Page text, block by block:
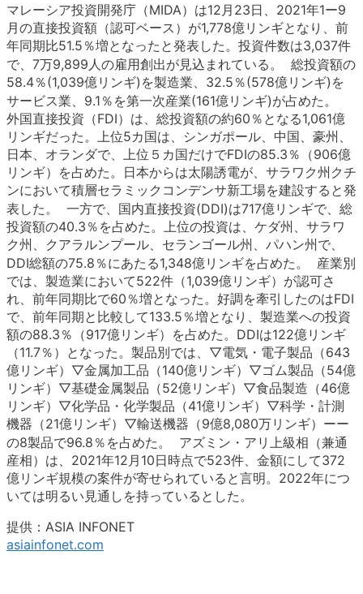
マレーシア投資開発庁（MIDA）は12月23日、2021年1ー9
月の直接投資額（認可ベース）が1,778億リンギとなり、前
年同期比51.5％増となったと発表した。投資件数は3,037件
で、7万9,899人の雇用創出が見込まれている。 総投資額の
58.4％(1,039億リンギ)を製造業、32.5％(578億リンギ)を
サービス業、9.1％を第一次産業(161億リンギ)が占めた。
外国直接投資（FDI）は、総投資額の約60％となる1,061億
リンギだった。上位5カ国は、シンガポール、中国、豪州、
日本、オランダで、上位５カ国だけでFDIの85.3％（906億
リンギ）を占めた。日本からは太陽誘電が、サラワク州クチ
ンにおいて積層セラミックコンデンサ新工場を建設すると発
表した。 一方で、国内直接投資(DDI)は717億リンギで、総
投資額の40.3％を占めた。上位の投資は、ケダ州、サラワ
ク州、クアラルンプール、セランゴール州、パハン州で、
DDI総額の75.8％にあたる1,348億リンギを占めた。 産業別
では、製造業において522件（1,039億リンギ）が認可さ
れ、前年同期比で60％増となった。好調を牽引したのはFDI
で、前年同期と比較して133.5％増となり、製造業への投資
額の88.3％（917億リンギ）を占めた。DDIは122億リンギ
（11.7％）となった。製品別では、▽電気・電子製品（643
億リンギ）▽金属加工品（140億リンギ）▽ゴム製品（54億
リンギ）▽基礎金属製品（52億リンギ）▽食品製造（46億
リンギ）▽化学品・化学製品（41億リンギ）▽科学・計測
機器（21億リンギ）▽輸送機器（9億8,080万リンギ）ーー
の8製品で96.8％を占めた。 アズミン・アリ上級相（兼通
産相）は、2021年12月10日時点で523件、金額にして372
億リンギ規模の案件が寄せられていると言明。2022年につ
いては明るい見通しを持っているとした。
提供：ASIA INFONET
asiainfonet.com